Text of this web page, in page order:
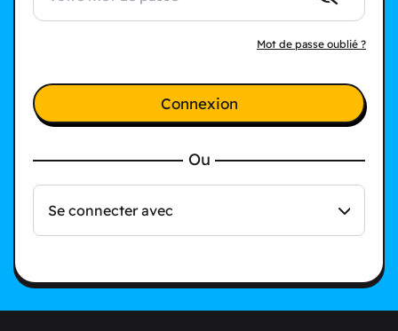
Mot de passe oublié ?
Connexion
Ou
Se connecter avec